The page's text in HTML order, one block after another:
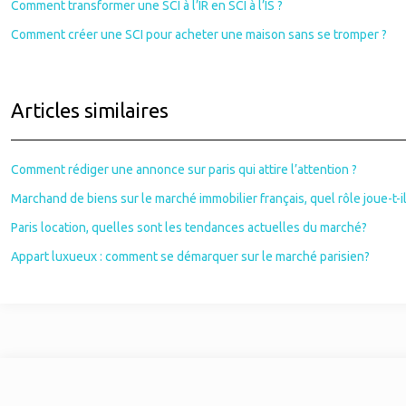
Comment transformer une SCI à l’IR en SCI à l’IS ?
Comment créer une SCI pour acheter une maison sans se tromper ?
Articles similaires
Comment rédiger une annonce sur paris qui attire l’attention ?
Marchand de biens sur le marché immobilier français, quel rôle joue-t-
Paris location, quelles sont les tendances actuelles du marché?
Appart luxueux : comment se démarquer sur le marché parisien?